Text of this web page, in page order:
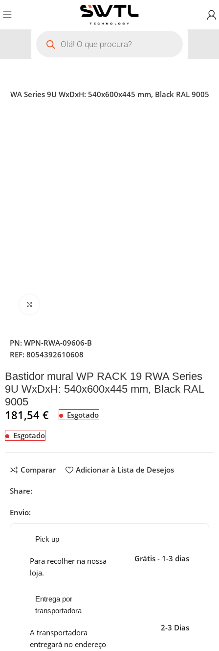
RWA Series 9U WxDxH: 540x600x445 mm, Black RAL 9005
PN:WPN-RWA-09606-B
REF:8054392610608
Bastidor mural WP RACK 19 RWA Series
9U WxDxH: 540x600x445 mm, Black RAL
9005
181,54€ Esgotado
Esgotado
Comparar Adicionar à Lista de Desejos
Share:
Envio:
Pick up
Para recolher na nossa
loja.
Grátis - 1-3 dias
Entrega por
transportadora
A transportadora
entregará no endereço
2-3 Dias